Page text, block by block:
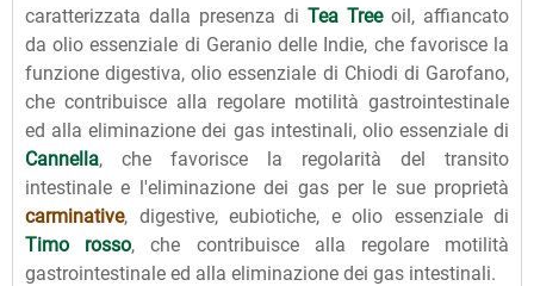
caratterizzata dalla presenza di Tea Treeoil, affiancato
da olio essenziale di Geranio delle Indie, che favorisce la
funzione digestiva, olio essenziale di Chiodi di Garofano,
che contribuisce alla regolare motilità gastrointestinale
ed alla eliminazione dei gas intestinali, olio essenziale di
Cannella, che favorisce la regolarità del transito
intestinale e l'eliminazione dei gas per le sue proprietà
carminative, digestive, eubiotiche, e olio essenziale di
Timo rosso, che contribuisce alla regolare motilità
gastrointestinale ed alla eliminazione dei gas intestinali.